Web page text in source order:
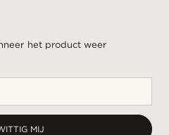
het product weer
MIJ